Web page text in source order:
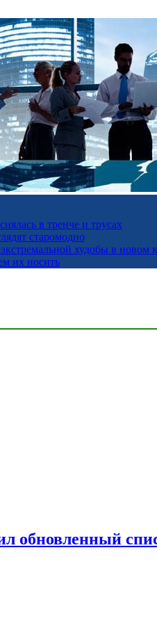
в тренче и трусах
старомодно
худобы в новом
их носить
обновленный